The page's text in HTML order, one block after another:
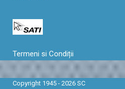
Termeni si Condiții
Copyright 1945 - 2026 SC